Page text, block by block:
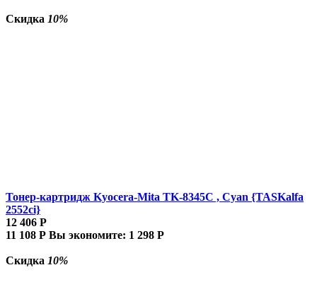
Скидка 10%
Тонер-картридж Kyocera-Mita TK-8345C , Cyan {TASKalfa
2552ci}
12 406 Р
11 108 Р Вы экономите: 1 298 Р
Скидка 10%